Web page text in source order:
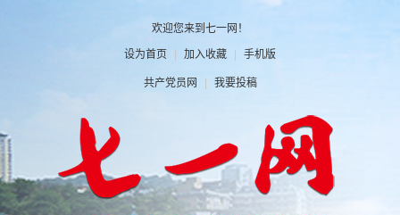
欢迎您来到七一网！
设为首页 | 加入收藏 | 手机版
共产党员网 | 我要投稿